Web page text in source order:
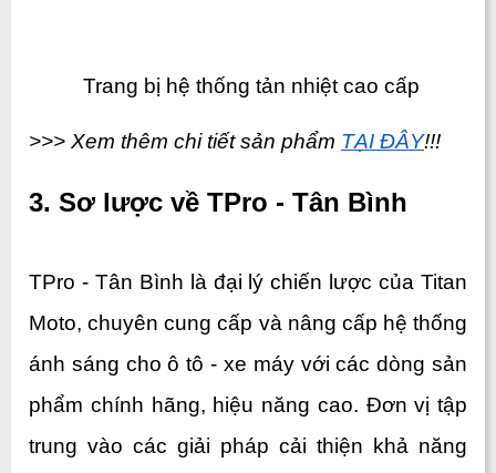
Trang bị hệ thống tản nhiệt cao cấp
>>> Xem thêm chi tiết sản phẩm TẠI ĐÂY!!!
3. Sơ lược về TPro - Tân Bình
TPro - Tân Bình là đại lý chiến lược của Titan
Moto, chuyên cung cấp và nâng cấp hệ thống
ánh sáng cho ô tô - xe máy với các dòng sản
phẩm chính hãng, hiệu năng cao. Đơn vị tập
trung vào các giải pháp cải thiện khả năng